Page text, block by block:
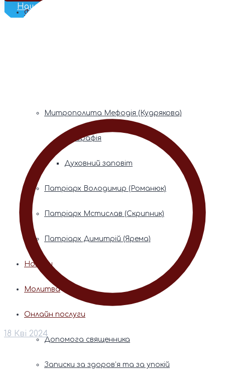
Наш Телеграм
Фонди пам’яті
Митрополита Мефодія (Кудрякова)
Біографія
Духовний заповіт
Патріарх Володимир (Романюк)
Патріарх Мстислав (Скрипник)
Патріарх Димитрій (Ярема)
Новини
Молитва
Онлайн послуги
Допомога священника
Записки за здоров’я та за упокій
18 Кві 2024